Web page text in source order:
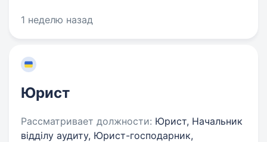
1 неделю назад
Юрист
Рассматривает должности: Юрист, Начальник
відділу аудиту, Юрист-господарник,